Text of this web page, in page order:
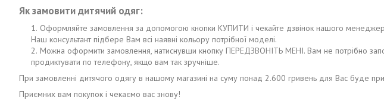
Як замовити дитячий одяг:
Оформляйте замовлення за допомогою кнопки КУПИТИ і чекайте дзвінок нашого
Наш консультант підбере Вам всі наявні кольору потрібної моделі.
Можна оформити замовлення, натиснувши кнопку ПЕРЕДЗВОНІТЬ МЕНІ. Вам не потрібно
продиктувати по телефону, якщо вам так зручніше.
При замовленні дитячого одягу в нашому магазині на суму понад 2.600 гривень для Вас буде
Приємних вам покупок і чекаємо вас знову!